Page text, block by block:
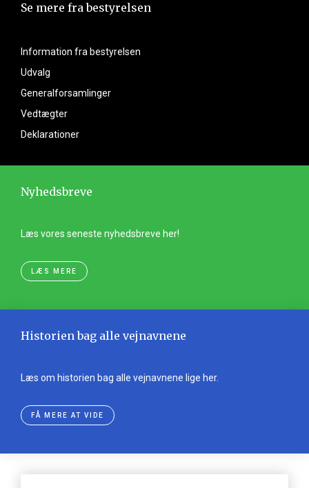
Se mere fra bestyrelsen
Information fra bestyrelsen
Udvalg
Generalforsamlinger
Vedtægter
Deklarationer
Nyhedsbreve
Læs vores seneste nyhedsbreve her!
LÆS MERE
Historien bag alle vejnavnene
Læs om historien bag alle vejnavnene lige her.
FÅ MERE AT VIDE